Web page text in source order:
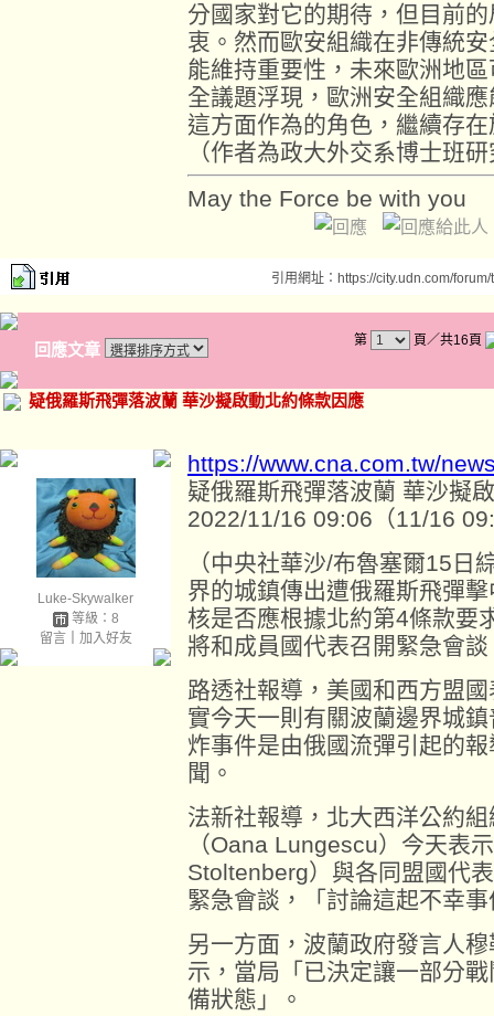
分國家對它的期待，但目前
衷。然而歐安組織在非傳統
能維持重要性，未來歐洲地
全議題浮現，歐洲安全組織
這方面作為的角色，繼續存
（作者為政大外交系博士班
May the Force be with you
引用網址：https://city.udn.com/
回應文章 第 頁／共16頁
疑俄羅斯飛彈落波蘭 華沙擬啟動北約條款因應
Luke-Skywalker
等級：8
留言｜ 加入好友
https://www.cna.com.tw/
疑俄羅斯飛彈落波蘭 華沙擬
2022/11/16 09:06（11/16
（中央社華沙/布魯塞爾15日
界的城鎮傳出遭俄羅斯飛彈
核是否應根據北約第4條款要
將和成員國代表召開緊急會談
路透社報導，美國和西方盟
實今天一則有關波蘭邊界城
炸事件是由俄國流彈引起的
聞。
法新社報導，北大西洋公約
（Oana Lungescu）今天表
Stoltenberg）與各同盟國代
緊急會談，「討論這起不幸
另一方面，波蘭政府發言人
示，當局「已決定讓一部分
備狀態」。